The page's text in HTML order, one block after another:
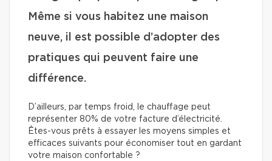
Même si vous habitez une maison
neuve, il est possible d’adopter des
pratiques qui peuvent faire une
différence.
D’ailleurs, par temps froid, le chauffage peut
représenter 80% de votre facture d’électricité.
Êtes-vous prêts à essayer les moyens simples et
efficaces suivants pour économiser tout en gardant
votre maison confortable ?